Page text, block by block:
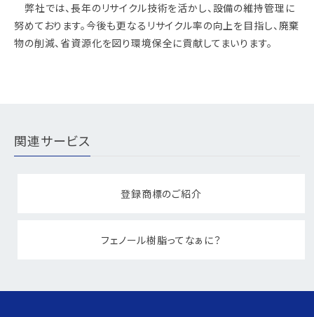
弊社では、長年のリサイクル技術を活かし、設備の維持管理に
努めております。今後も更なるリサイクル率の向上を目指し、廃棄
物の削減、省資源化を図り環境保全に貢献してまいります。
関連サービス
登録商標のご紹介
フェノール樹脂ってなぁに？